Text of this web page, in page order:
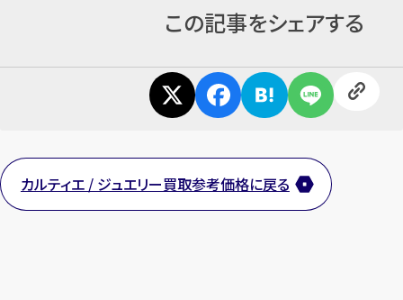
この記事をシェアする
カルティエ / ジュエリー買取参考価格に戻る